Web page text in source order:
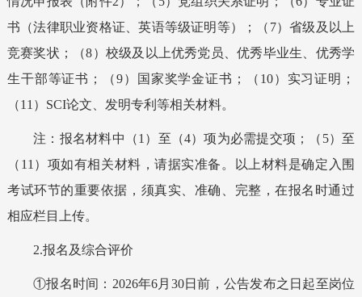
书（法律职业资格证、英语等级证明等）；（7）省级及以上
竞赛奖状；（8）校级及以上优秀党员、优秀毕业生、优秀学
生干部等证书；（9）国家奖学金证书； （ 10） 实习证明；
（1 1 ） SCI论文、 发明专利等相关材料。
注： 报名材料中 （1）至（4）项为必需提交项 ；（5）至
（1 1 ） 项如有相关材料，请据实准备。以上材料是确定入围
考试环节的重要依据，须真实、准确、完整，在报名时通过
相应栏目上传。
2.报名及综合评价
①报名时间： 2026年6月30日前，公告发布之日起至岗位